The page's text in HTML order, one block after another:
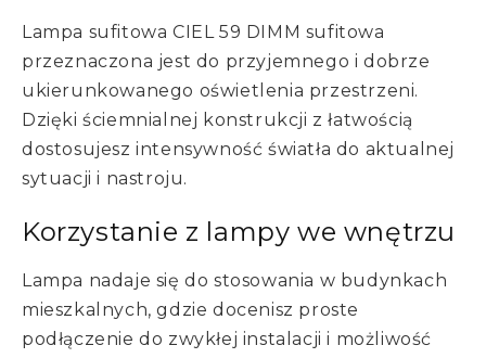
Lampa sufitowa CIEL 59 DIMM sufitowa
przeznaczona jest do przyjemnego i dobrze
ukierunkowanego oświetlenia przestrzeni.
Dzięki ściemnialnej konstrukcji z łatwością
dostosujesz intensywność światła do aktualnej
sytuacji i nastroju.
Korzystanie z lampy we wnętrzu
Lampa nadaje się do stosowania w budynkach
mieszkalnych, gdzie docenisz proste
podłączenie do zwykłej instalacji i możliwość